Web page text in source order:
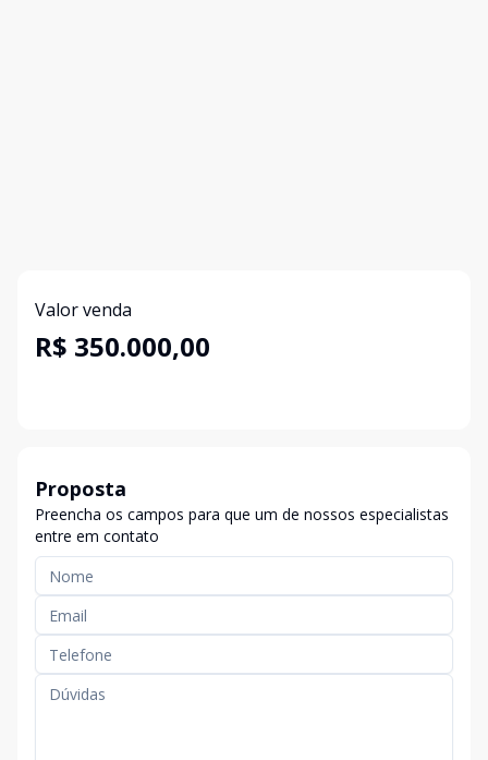
Valor venda
R$ 350.000,00
Proposta
Preencha os campos para que um de nossos especialistas
entre em contato